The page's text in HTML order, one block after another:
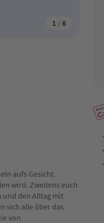
1 / 6
aufs Gesicht.
wird. Zweitens euch
und den Alltag mit
sich alle über das
von